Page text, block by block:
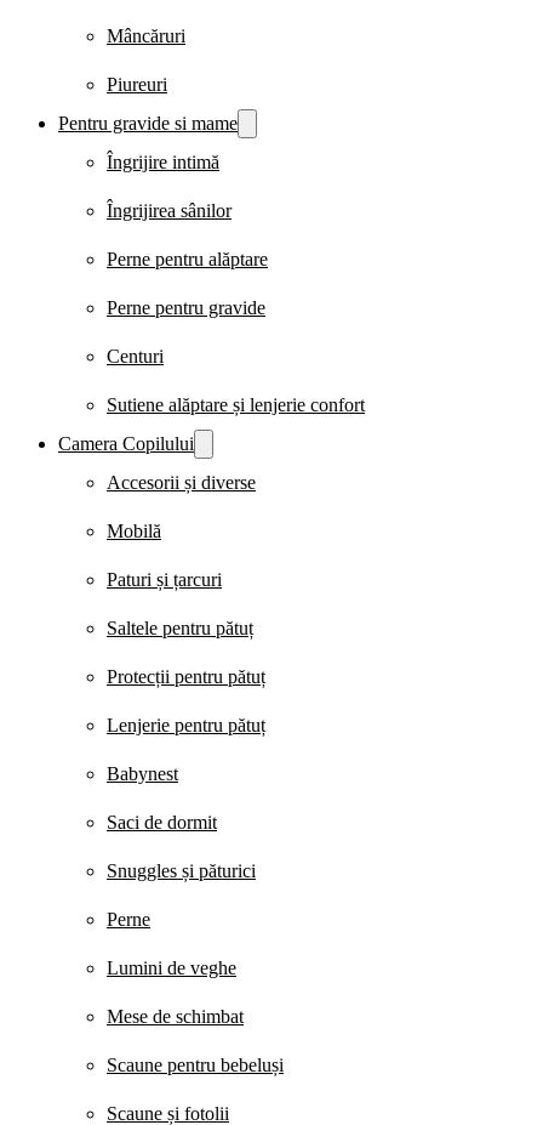
Mâncăruri
Piureuri
Pentru gravide si mame
Îngrijire intimă
Îngrijirea sânilor
Perne pentru alăptare
Perne pentru gravide
Centuri
Sutiene alăptare și lenjerie confort
Camera Copilului
Accesorii și diverse
Mobilă
Paturi și țarcuri
Saltele pentru pătuț
Protecții pentru pătuț
Lenjerie pentru pătuț
Babynest
Saci de dormit
Snuggles și păturici
Perne
Lumini de veghe
Mese de schimbat
Scaune pentru bebeluși
Scaune și fotolii